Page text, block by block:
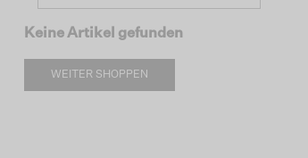
Keine Artikel gefunden
WEITER SHOPPEN